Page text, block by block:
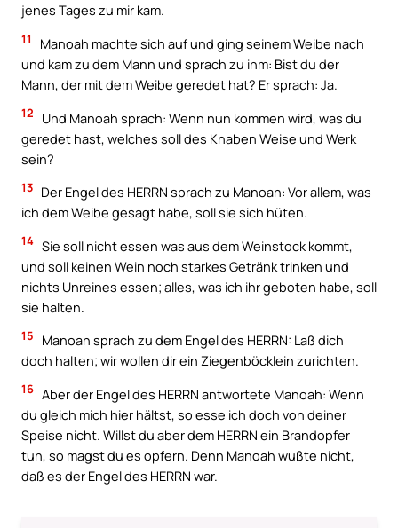
jenes Tages zu mir kam.
11
Manoah machte sich auf und ging seinem Weibe nach
und kam zu dem Mann und sprach zu ihm: Bist du der
Mann, der mit dem Weibe geredet hat? Er sprach: Ja.
12
Und Manoah sprach: Wenn nun kommen wird, was du
geredet hast, welches soll des Knaben Weise und Werk
sein?
13 Der Engel des HERRN sprach zu Manoah: Vor allem, was
ich dem Weibe gesagt habe, soll sie sich hüten.
14 Sie soll nicht essen was aus dem Weinstock kommt,
und soll keinen Wein noch starkes Getränk trinken und
nichts Unreines essen; alles, was ich ihr geboten habe, soll
sie halten.
15
Manoah sprach zu dem Engel des HERRN: Laß dich
doch halten; wir wollen dir ein Ziegenböcklein zurichten.
16 Aber der Engel des HERRN antwortete Manoah: Wenn
du gleich mich hier hältst, so esse ich doch von deiner
Speise nicht. Willst du aber dem HERRN ein Brandopfer
tun, so magst du es opfern. Denn Manoah wußte nicht,
daß es der Engel des HERRN war.